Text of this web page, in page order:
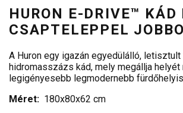
HURON E-DRIVE™ KÁD
CSAPTELEPPEL
A Huron egy igazán egyedülálló,
hidromasszázs kád, mely megállja helyét
legigényesebb legmodernebb
Méret: 180x80x62 cm